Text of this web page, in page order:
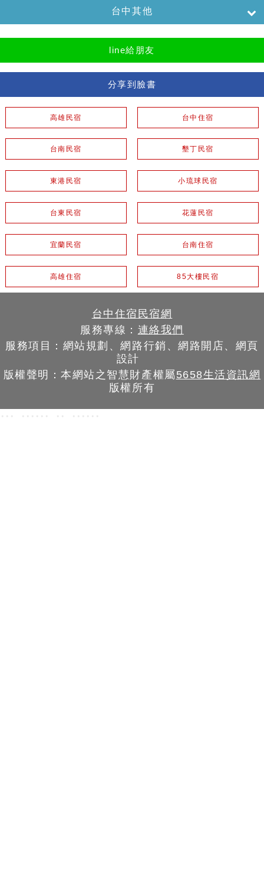
台中其他
line給朋友
分享到臉書
高雄民宿 台中住宿
台南民宿 墾丁民宿
東港民宿 小琉球民宿
台東民宿 花蓮民宿
宜蘭民宿 台南住宿
高雄住宿 85大樓民宿
台中住宿民宿網
服務專線： 連絡我們
服務項目：網站規劃、網路行銷、網路開店、網頁
設計
版權聲明：本網站之智慧財產權屬5658生活資訊網
版權所有